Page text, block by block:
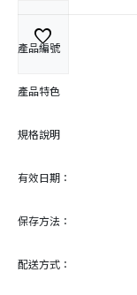
favorite
產品編號
產品特色
規格說明
有效日期：
保存方法：
配送方式：